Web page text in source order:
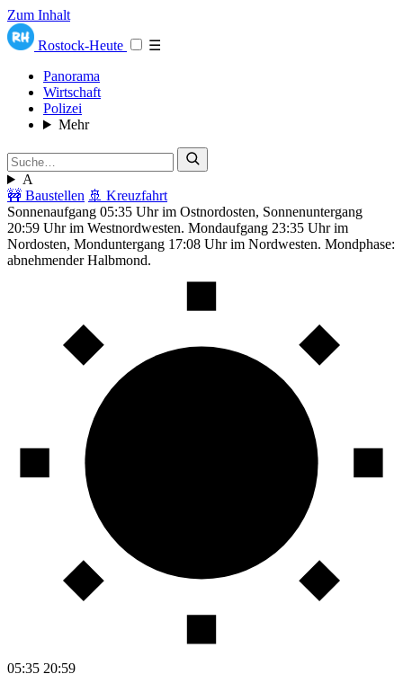
Zum Inhalt
Rostock-Heute
☰
Panorama
Wirtschaft
Polizei
Mehr
A
🚧 Baustellen 🚢 Kreuzfahrt
Sonnenaufgang 05:35 Uhr im Ostnordosten, Sonnenuntergang
20:59 Uhr im Westnordwesten. Mondaufgang 23:35 Uhr im
Nordosten, Monduntergang 17:08 Uhr im Nordwesten. Mondphase:
abnehmender Halbmond.
05:35 20:59